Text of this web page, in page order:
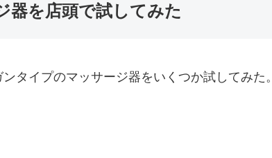
器を店頭で試してみた
タイプのマッサージ器をいくつか試してみた。